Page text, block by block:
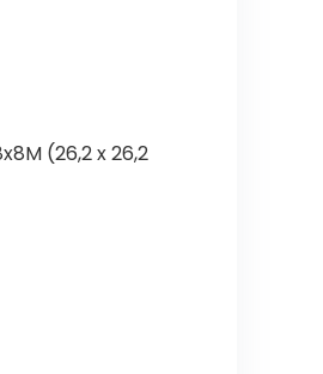
(26,2 x 26,2